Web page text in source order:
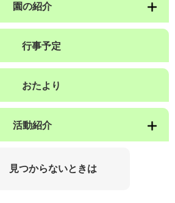
園の紹介
行事予定
おたより
活動紹介
見つからないときは